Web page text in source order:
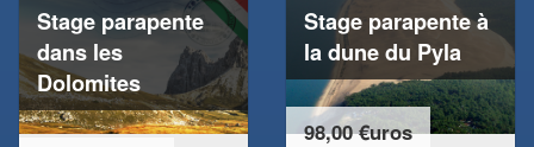
Stage parapente
dans les
Dolomites
Stage parapente à
la dune du Pyla
98,00 €uros